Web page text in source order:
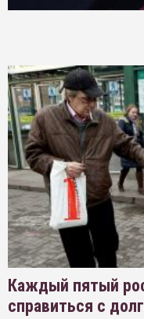
Каждый пятый
справиться с